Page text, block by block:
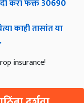
करा फक्त 30690
काही तासांत या
insurance!